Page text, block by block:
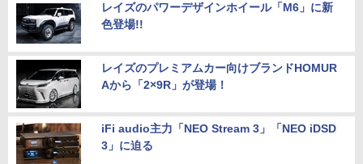
レイズのパワーデザインホイール「M6」に新
色登場!!
レイズのプレミアムカー向けブランドHOMUR
Aから「2×9R」が登場！
iFi audio主力「NEO Stream 3」「NEO iDSD
3」に迫る